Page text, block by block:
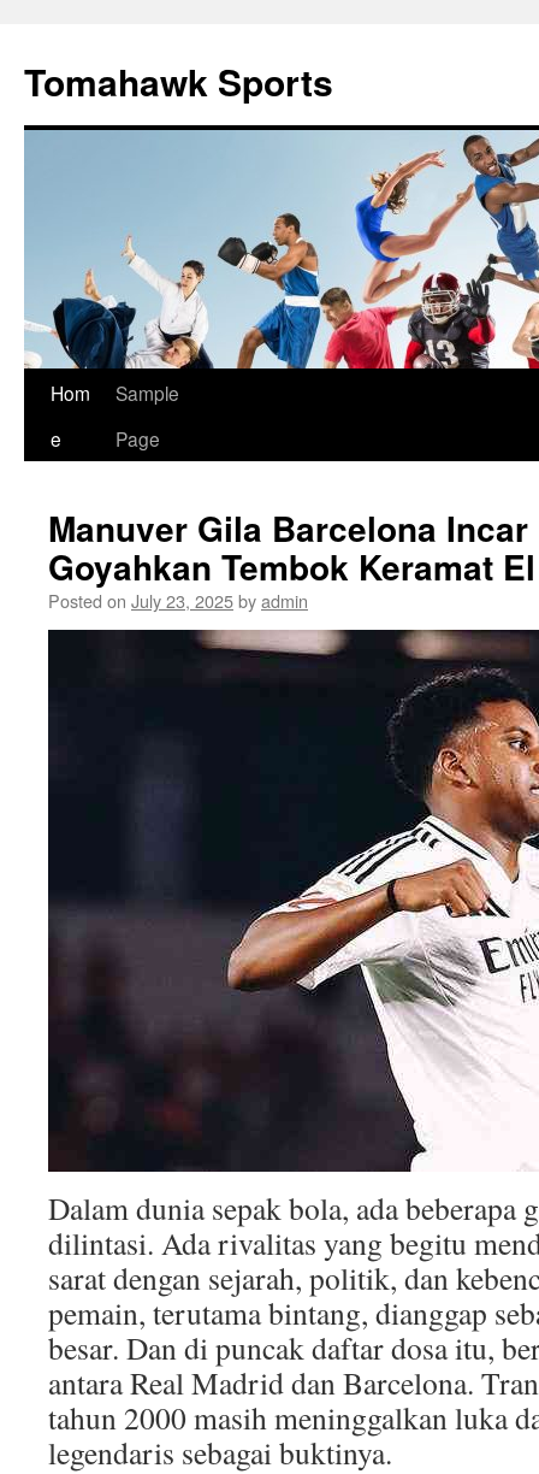
Tomahawk Sports
Skip
Hom
e
Sample
Page
Manuver Gila Barcelona
Goyahkan Tembok Keramat
Posted on July 23, 2025byadmin
Dalam dunia sepak bola, ada beberapa
dilintasi. Ada rivalitas yang begitu
sarat dengan sejarah, politik, dan
pemain, terutama bintang, dianggap
besar. Dan di puncak daftar dosa itu,
antara Real Madrid dan Barcelona.
tahun 2000 masih meninggalkan luka
legendaris sebagai buktinya.